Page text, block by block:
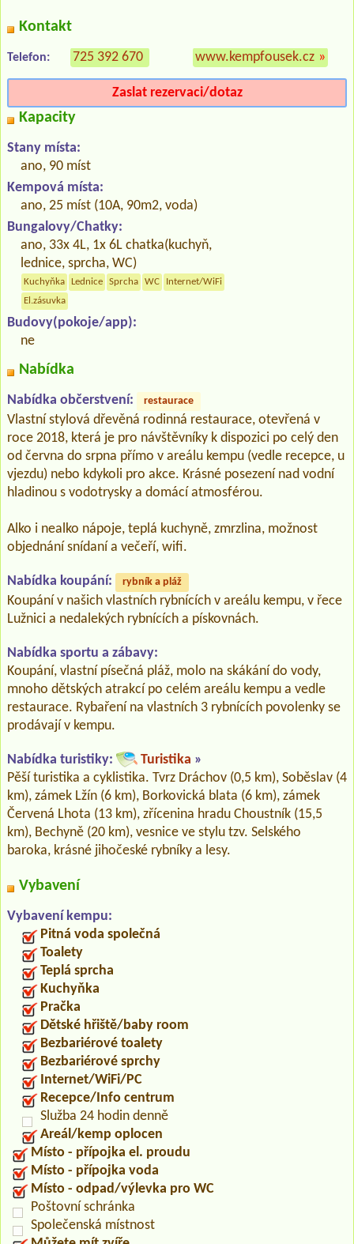
Kontakt
Telefon: 725 392 670 www.kempfousek.cz »
Zaslat rezervaci/dotaz
Kapacity
Stany místa:
ano, 90 míst
Kempová místa:
ano, 25 míst (10A, 90m2, voda)
Bungalovy/Chatky:
ano, 33x 4L, 1x 6L chatka(kuchyň,
lednice, sprcha, WC)
Kuchyňka Lednice Sprcha WC
Internet/WiFi
El.zásuvka
Budovy(pokoje/app):
ne
Nabídka
Nabídka občerstvení: restaurace
Vlastní stylová dřevěná rodinná restaurace, otevřená v
roce 2018, která je pro návštěvníky k dispozici po celý den
od června do srpna přímo v areálu kempu (vedle recepce, u
vjezdu) nebo kdykoli pro akce. Krásné posezení nad vodní
hladinou s vodotrysky a domácí atmosférou.
Alko i nealko nápoje, teplá kuchyně, zmrzlina, možnost
objednání snídaní a večeří, wifi.
Nabídka koupání: rybník a pláž
Koupání v našich vlastních rybnících v areálu kempu, v řece
Lužnici a nedalekých rybnících a pískovnách.
Nabídka sportu a zábavy:
Koupání, vlastní písečná pláž, molo na skákání do vody,
mnoho dětských atrakcí po celém areálu kempu a vedle
restaurace. Rybaření na vlastních 3 rybnících povolenky se
prodávají v kempu.
Nabídka turistiky: Turistika »
Pěší turistika a cyklistika. Tvrz Dráchov (0,5 km), Soběslav (4
km), zámek Lžín (6 km), Borkovická blata (6 km), zámek
Červená Lhota (13 km), zřícenina hradu Choustník (15,5
km), Bechyně (20 km), vesnice ve stylu tzv. Selského
baroka, krásné jihočeské rybníky a lesy.
Vybavení
Vybavení kempu:
Pitná voda společná
Toalety
Teplá sprcha
Kuchyňka
Pračka
Dětské hřiště/baby room
Bezbariérové toalety
Bezbariérové sprchy
Internet/WiFi/PC
Recepce/Info centrum
Služba 24 hodin denně
Areál/kemp oplocen
Místo - přípojka el. proudu
Místo - přípojka voda
Místo - odpad/výlevka pro WC
Poštovní schránka
Společenská místnost